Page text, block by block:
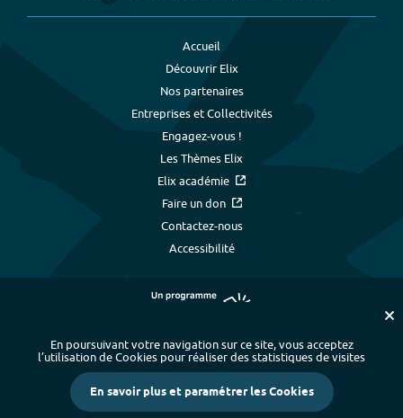
Accueil
Découvrir Elix
Nos partenaires
Entreprises et Collectivités
Engagez-vous !
Les Thèmes Elix
Elix académie
Faire un don
Contactez-nous
Accessibilité
Plan du site - Index alphabétique
-
Mentions légales et données personnelles
- Paramétrer les cookies
Crédits
En poursuivant votre navigation sur ce site, vous acceptez
l’utilisation de Cookies pour réaliser des statistiques de visites
En savoir plus et paramétrer les Cookies